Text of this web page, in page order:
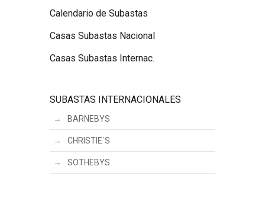
Calendario de Subastas
Casas Subastas Nacional
Casas Subastas Internac.
SUBASTAS INTERNACIONALES
BARNEBYS
CHRISTIE´S
SOTHEBYS